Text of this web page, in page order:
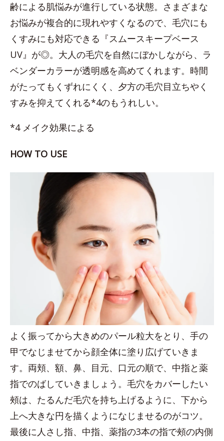
齢による肌悩みが進行している状態。さまざまな
お悩みが複合的に現れやすくなるので、毛穴にも
くすみにも対応できる『スムースキープベース
UV』が◎。大人の毛穴を自然にぼかしながら、ラ
ベンダーカラーが透明感を高めてくれます。時間
がたってもくずれにくく、夕方の毛穴目立ちやく
すみを抑えてくれる*4のもうれしい。
*4 メイク効果による
HOW TO USE
よく振ってから大きめのパール粒大をとり、手の
甲でなじませてから顔全体に塗り広げていきま
す。両頬、額、鼻、目元、口元の順で、中指と薬
指でのばしていきましょう。毛穴をカバーしたい
頰は、たるんだ毛穴を持ち上げるように、下から
上へ大きな円を描くようになじませるのがコツ。
最後に人さし指、中指、薬指の3本の指で頰の内側